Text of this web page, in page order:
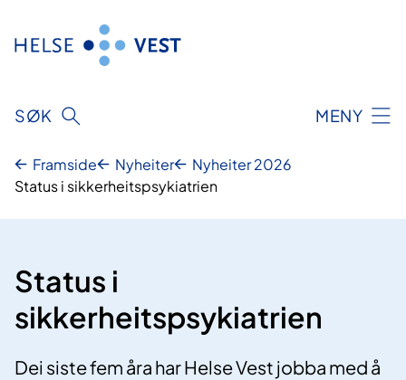
innhald
SØK MENY
Framside Nyheiter
Nyheiter 2026
Status i sikkerheitspsykiatrien
Status i
sikkerheitspsykiatrien
Dei siste fem åra har Helse Vest jobba med å